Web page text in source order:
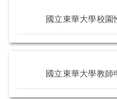
國立東華大學校